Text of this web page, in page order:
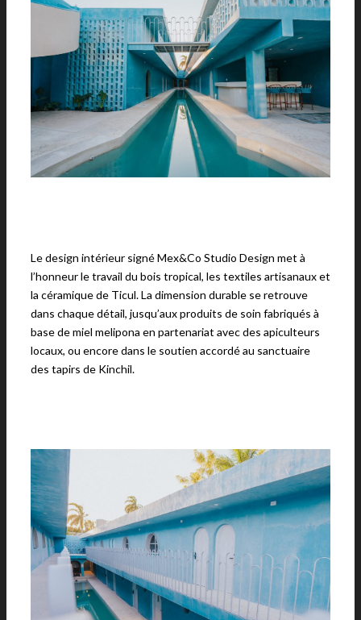
Le design intérieur signé Mex&Co Studio Design met à
l’honneur le travail du bois tropical, les textiles artisanaux et
la céramique de Ticul. La dimension durable se retrouve
dans chaque détail, jusqu’aux produits de soin fabriqués à
base de miel melipona en partenariat avec des apiculteurs
locaux, ou encore dans le soutien accordé au sanctuaire
des tapirs de Kinchil.